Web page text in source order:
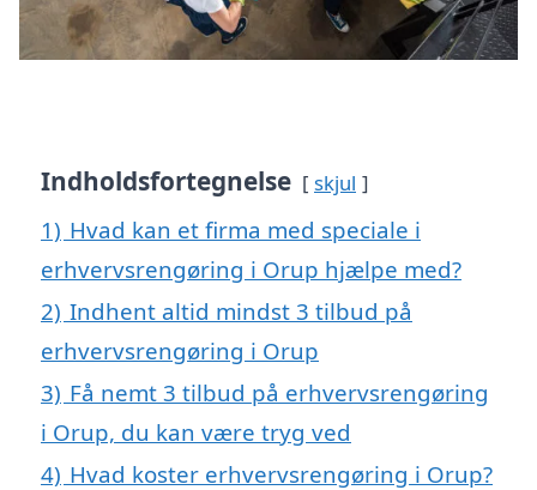
Indholdsfortegnelse skjul
1) Hvad kan et firma med speciale i
erhvervsrengøring i Orup hjælpe med?
2) Indhent altid mindst 3 tilbud på
erhvervsrengøring i Orup
3) Få nemt 3 tilbud på erhvervsrengøring
i Orup, du kan være tryg ved
4) Hvad koster erhvervsrengøring i Orup?